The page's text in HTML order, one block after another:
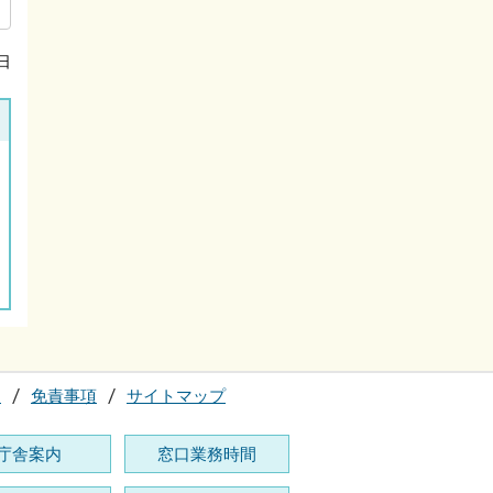
免責事項 サイトマップ
舎案内 窓口業務時間